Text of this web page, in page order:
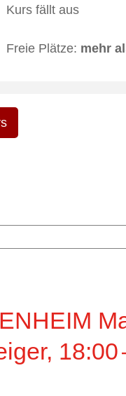
Kurs fällt aus
Freie Plätze: mehr
18:00